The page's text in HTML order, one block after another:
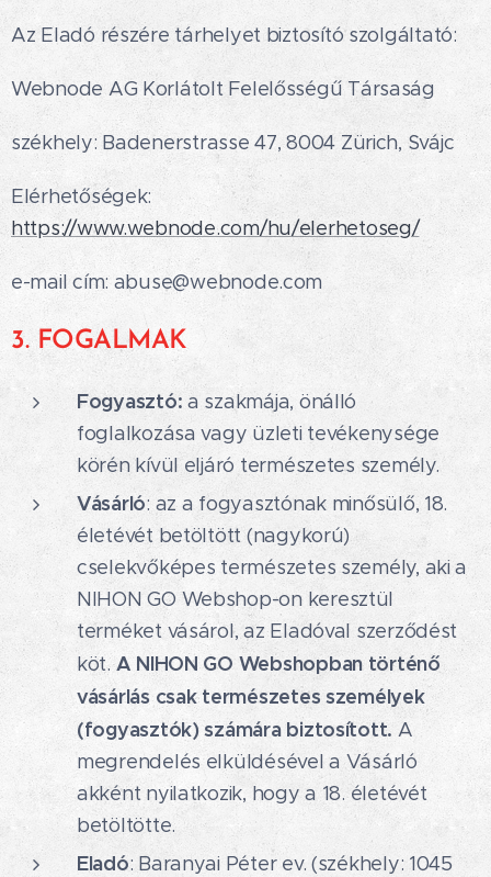
Az Eladó részére tárhelyet biztosító szolgáltató:
Webnode AG Korlátolt Felelősségű Társaság
székhely: Badenerstrasse 47, 8004 Zürich, Svájc
Elérhetőségek:
https://www.webnode.com/hu/elerhetoseg/
e-mail cím: abuse@webnode.com
3. FOGALMAK
Fogyasztó:a szakmája, önálló
foglalkozása vagy üzleti tevékenysége
körén kívül eljáró természetes személy.
Vásárló: az a fogyasztónak minősülő, 18.
életévét betöltött (nagykorú)
cselekvőképes természetes személy, aki a
NIHON GO Webshop-on keresztül
terméket vásárol, az Eladóval szerződést
köt.A NIHON GO Webshopban történő
vásárlás csak természetes személyek
(fogyasztók) számára biztosított. A
megrendelés elküldésével a Vásárló
akként nyilatkozik, hogy a 18. életévét
betöltötte.
Eladó: Baranyai Péter ev. (székhely: 1045